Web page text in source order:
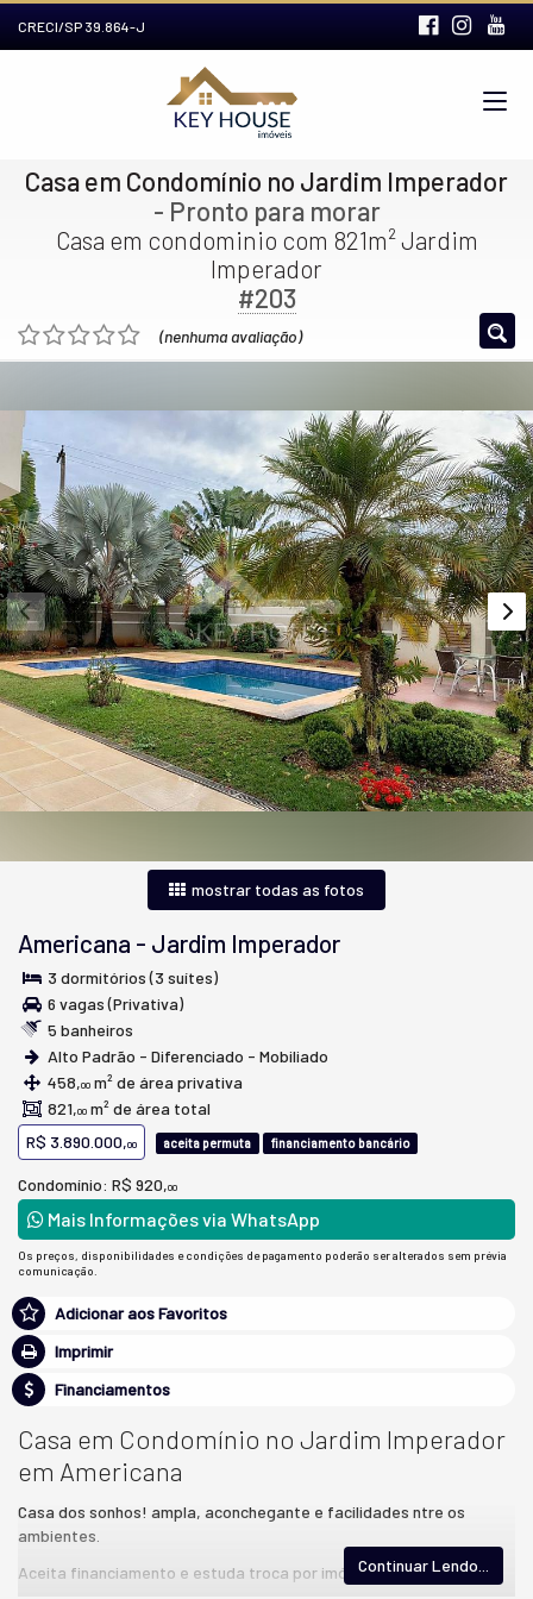
CRECI/SP 39.864-J
Casa em Condomínio no Jardim Imperador
- Pronto para morar
Casa em condominio com 821m² Jardim
Imperador
#203
(nenhuma avaliação)
mostrar todas as fotos
Americana - Jardim Imperador
3 dormitórios (3 suítes)
6 vagas (Privativa)
5 banheiros
Alto Padrão - Diferenciado - Mobiliado
458,00 m² de área privativa
821,00 m² de área total
R$ 3.890.000,00 aceita permuta financiamento bancário
Condomínio: R$ 920,00
Mais Informações via WhatsApp
Os preços, disponibilidades e condições de pagamento poderão ser alterados sem prévia
comunicação.
Adicionar aos Favoritos
Imprimir
Financiamentos
Casa em Condomínio no Jardim Imperador
em Americana
Casa dos sonhos! ampla, aconchegante e facilidades ntre os
ambientes.
Aceita financiamento e estuda troca por imóvel de menor valor!
Continuar Lendo...